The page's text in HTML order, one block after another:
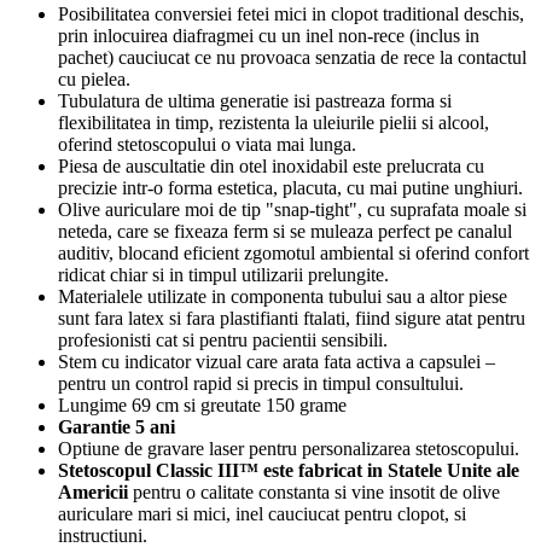
Posibilitatea conversiei fetei mici in clopot traditional deschis,
prin inlocuirea diafragmei cu un inel non-rece (inclus in
pachet) cauciucat ce nu provoaca senzatia de rece la contactul
cu pielea.
Tubulatura de ultima generatie isi pastreaza forma si
flexibilitatea in timp, rezistenta la uleiurile pielii si alcool,
oferind stetoscopului o viata mai lunga.
Piesa de auscultatie din otel inoxidabil este prelucrata cu
precizie intr-o forma estetica, placuta, cu mai putine unghiuri.
Olive auriculare moi de tip "snap-tight", cu suprafata moale si
neteda, care se fixeaza ferm si se muleaza perfect pe canalul
auditiv, blocand eficient zgomotul ambiental si oferind confort
ridicat chiar si in timpul utilizarii prelungite.
Materialele utilizate in componenta tubului sau a altor piese
sunt fara latex si fara plastifianti ftalati, fiind sigure atat pentru
profesionisti cat si pentru pacientii sensibili.
Stem cu indicator vizual care arata fata activa a capsulei –
pentru un control rapid si precis in timpul consultului.
Lungime 69 cm si greutate 150 grame
Garantie 5 ani
Optiune de gravare laser pentru personalizarea stetoscopului.
Stetoscopul Classic III™ este fabricat in Statele Unite ale
Americii pentru o calitate constanta si vine insotit de olive
auriculare mari si mici, inel cauciucat pentru clopot, si
instructiuni.